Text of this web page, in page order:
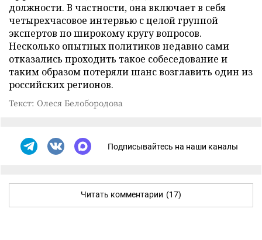
должности. В частности, она включает в себя
четырехчасовое интервью с целой группой
экспертов по широкому кругу вопросов.
Несколько опытных политиков недавно сами
отказались проходить такое собеседование и
таким образом потеряли шанс возглавить один из
российских регионов.
Текст: Олеся Белобородова
Подписывайтесь на наши каналы
Читать комментарии (17)